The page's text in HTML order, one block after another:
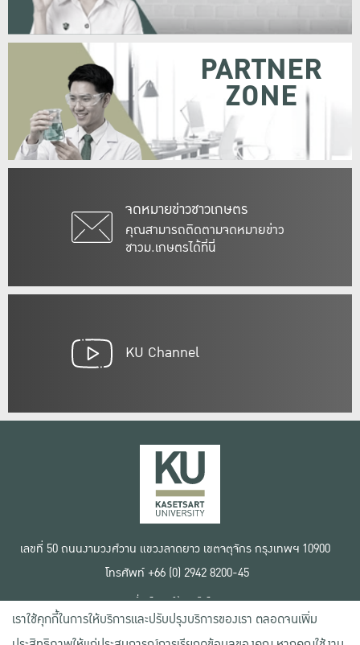
จดหมายข่าวชาวเกษตร
คุณสามารถติดตามจดหมายข่าว
ชาวม.เกษตรได้ที่นี่
PARTNER
ZONE
KU Channel
เลขที่ 50 ถนนงามวงศ์วาน แขวงลาดยาว เขตจตุจักร กรุงเทพฯ 10900
โทรศัพท์ +66 (0) 2942 8200-45
เงื่อนไขการใช้งานเว็บไซต์
ข้อตกลงด้านสิทธิ์ใช้งาน
นโยบายความเป็นส่วนตัว
เราใช้คุกกี้ในการให้บริการและปรับปรุงบริการของเรา ตลอดจนเพิ่ม